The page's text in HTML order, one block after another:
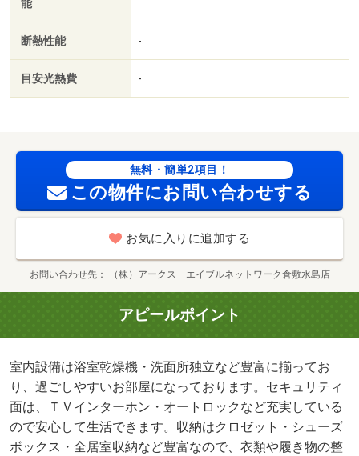
い。・賃貸保証等：加入要（日本セーフティー 初回保証
プラン月額賃料総額の５０％／ガクワリ１００００円】・
月額保証料８８０円）・鍵交換代：あり１１，０００円
～・セキュリティ面は、ＴＶインターホン・オートロック
す。収納はシューズボックス・クロゼット・全居室収納
能
断熱性能 -
目安光熱費 -
無料・簡単2項目！
この物件にお問い合わせする
お気に入りに追加する
お問い合わせ先 （株）アークス エイブルネットワーク倉敷水島店
アピールポイント
室内設備は浴室乾燥機・洗面所独立など豊富に揃ってお
り、過ごしやすいお部屋になっております。セキュリティ
面は、ＴＶインターホン・オートロックなど充実している
ので安心して生活できます。収納はクロゼット・シューズ
ボックス・全居室収納など豊富なので、衣類や履き物の整